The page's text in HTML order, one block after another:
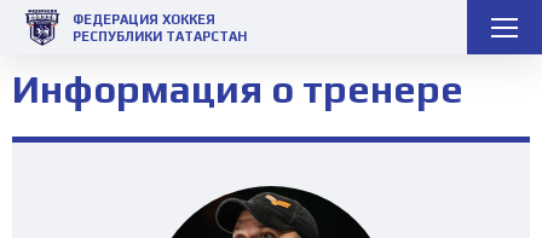
ФЕДЕРАЦИЯ ХОККЕЯ
РЕСПУБЛИКИ ТАТАРСТАН
Информация о тренере